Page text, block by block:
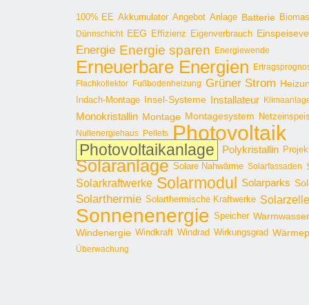
100% EE Akkumulator Angebot Anlage Batterie
Dünnschicht EEG Effizienz Eigenverbrauch
Energie Energie sparen Energiewende
Erneuerbare Energien
Flachkollektor Fußbodenheizung Grüner Strom
Indach-Montage Insel-Systeme Installateur
Monokristallin Montage Montagesystem
Nullenergiehaus Pellets Photovoltaik
Photovoltaikanlage Polykristallin
Solaranlage Solare Nahwärme Solarfassaden
Solarkraftwerke Solarmodul Solarparks
Solarthermie Solarthermische Kraftwerke Solarzelle
Sonnenenergie Speicher Warmwasser
Windenergie Windkraft Windrad Wirkungsgrad
Überwachung